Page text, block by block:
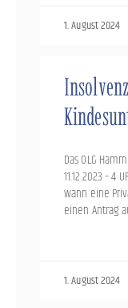
1. August 2024
Das OLG
11.12.2023 – 4
wann eine
einen Antrag
1. August 2024